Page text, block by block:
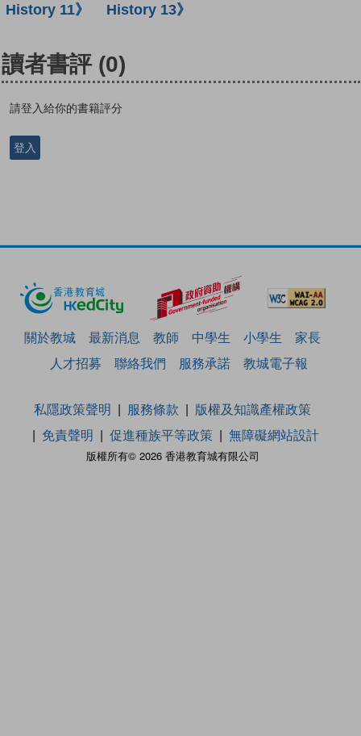
History 11》
History 13》
讀者書評 (0)
請登入給你的書籍評分
登入
關於教城 最新消息 教師 中學生 小學生
家長
人才招募
聯絡我們 服務承諾 教城電子報
版權所有© 2026 香港教育城有限公司
私隱政策聲明 服務條款
版權及知識產權政策
免責聲明
促進種族平等政策 無障礙網站設計